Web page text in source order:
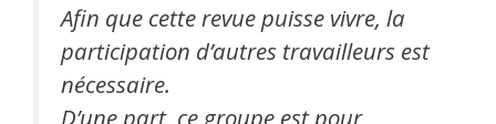
Afin que cette revue puisse vivre, la
participation d’autres travailleurs est
nécessaire.
D’une part, ce groupe est pour